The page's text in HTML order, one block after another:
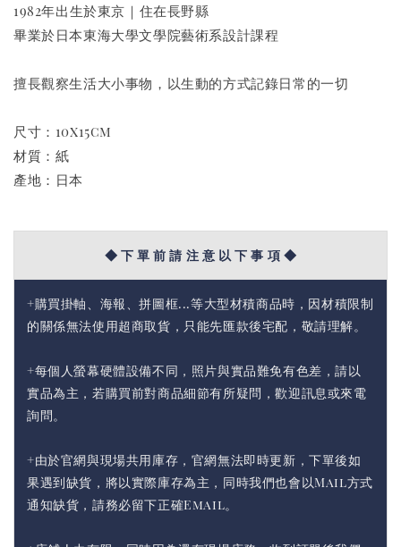
1982年出生於東京｜住在長野縣
畢業於日本東海大學文學院藝術系設計課程
擅長觀察生活大小事物，以生動的方式記錄日常的一切
尺寸：10x15cm
材質：紙
產地：日本
◆ 下 單 前 請 注 意 以 下 事 項 ◆
+購買掛軸、海報、拼圖框...等大型材積商品時，因材積限制
的關係無法使用超商取貨，只能先匯款後宅配，敬請理解。
+每個人螢幕硬體設備不同，照片與實品難免有色差，請以
實品為主，若購買前對商品細節有所疑問，歡迎訊息或來電
詢問。
+由於官網與現場共用庫存，官網無法即時更新，下單後如
果遇到缺貨，將以實際庫存為主，同時我們也會以Mail方式
通知缺貨，請務必留下正確Email。